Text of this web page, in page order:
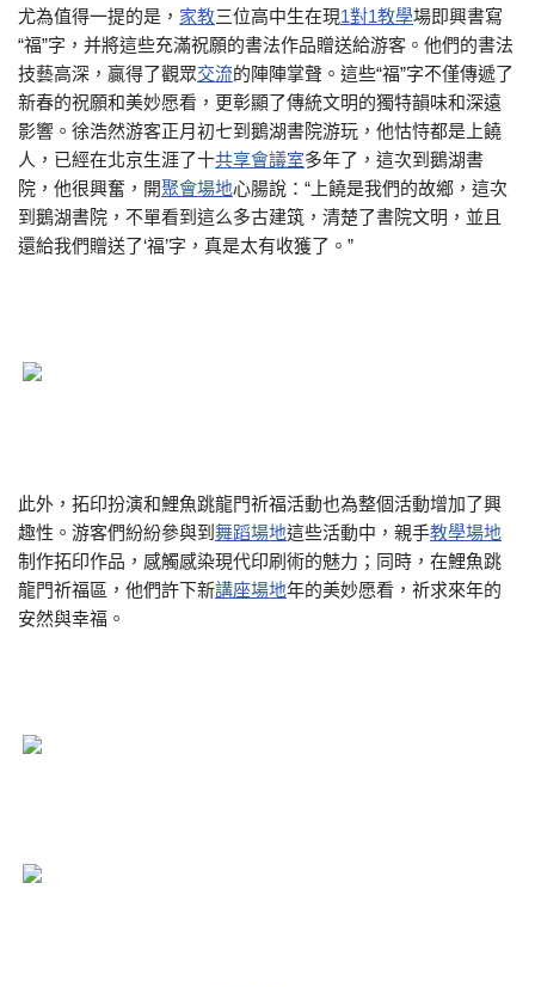
尤為值得一提的是， 家教三位高中生在現1對1教學場即興書寫
“福”字，并將這些充滿祝願的書法作品贈送給游客。他們的書法
技藝高深，贏得了觀眾交流的陣陣掌聲。這些“福”字不僅傳遞了
新春的祝願和美妙愿看，更彰顯了傳統文明的獨特韻味和深遠
影響。徐浩然游客正月初七到鵝湖書院游玩，他怙恃都是上饒
人，已經在北京生涯了十共享會議室多年了，這次到鵝湖書
院，他很興奮，開聚會場地心腸說：“上饒是我們的故鄉，這次
到鵝湖書院，不單看到這么多古建筑，清楚了書院文明，並且
還給我們贈送了‘福’字，真是太有收獲了。”
此外，拓印扮演和鯉魚跳龍門祈福活動也為整個活動增加了興
趣性。游客們紛紛參與到 舞蹈場地這些活動中，親手教學場地
制作拓印作品，感觸感染現代印刷術的魅力；同時，在鯉魚跳
龍門祈福區，他們許下新講座場地年的美妙愿看，祈求來年的
安然與幸福。